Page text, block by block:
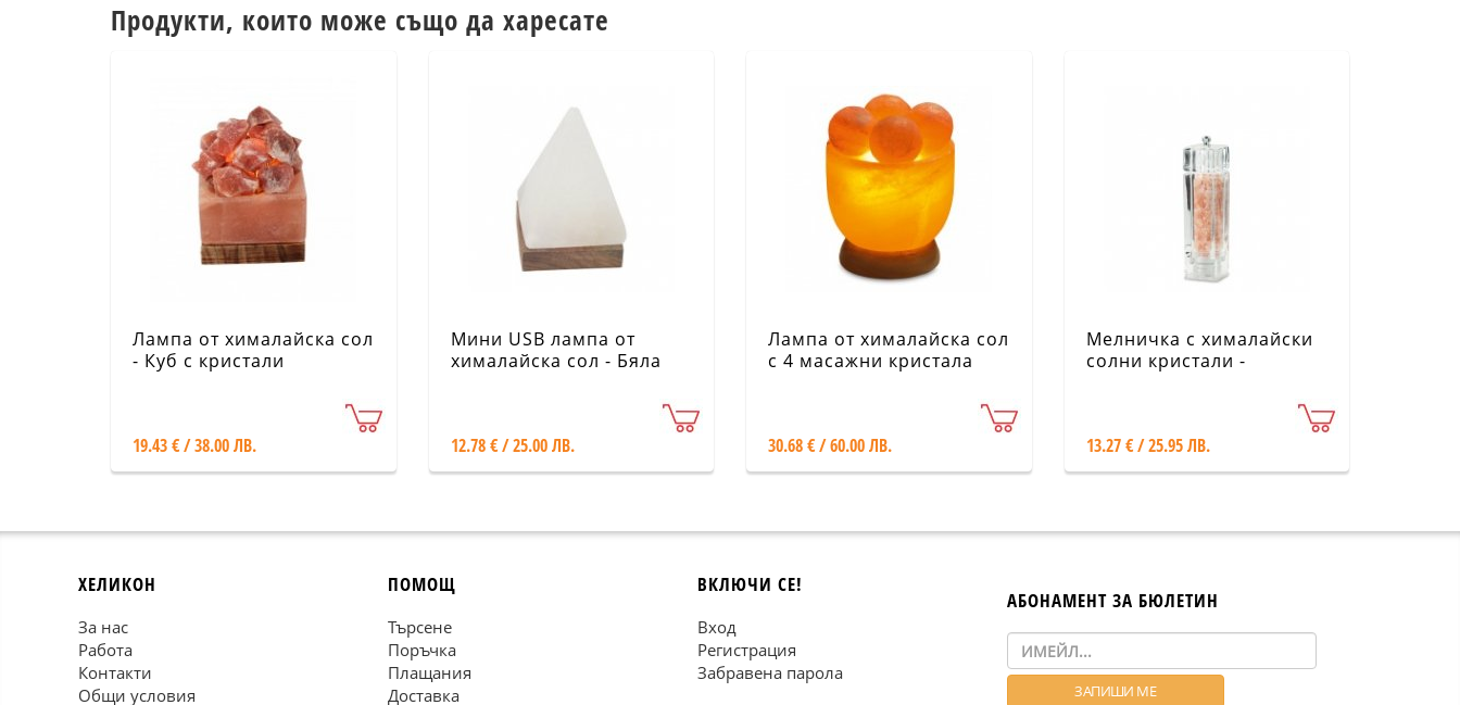
Продукти, които може също да харесате
Лампа от хималайска сол
- Куб с кристали
19.43 € / 38.00 ЛВ.
Мини USB лампа от
хималайска сол - Бяла
12.78 € / 25.00 ЛВ.
Лампа от хималайска сол
с 4 масажни кристала
30.68 € / 60.00 ЛВ.
Мелничка с хималайски
солни кристали -
13.27 € / 25.95 ЛВ.
ХЕЛИКОН
За нас
Работа
Контакти
Общи условия
ПОМОЩ
Търсене
Поръчка
Плащания
Доставка
ВКЛЮЧИ СЕ!
Вход
Регистрация
Забравена парола
АБОНАМЕНТ ЗА БЮЛЕТИН